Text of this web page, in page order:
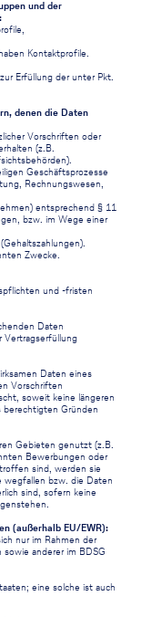
und der
Kontaktprofile.
Erfüllung der unter Pkt.
denen die Daten
Vorschriften oder
(z.B.
Geschäftsprozesse
Rechnungswesen,
entsprechend § 11
bzw. im Wege einer
Zwecke.
und -fristen
Daten
Vertragserfüllung
Daten eines
Vorschriften
soweit keine längeren
berechtigten Gründen
Gebieten genutzt (z.B.
Bewerbungen oder
sind, werden sie
bzw. die Daten
sind, sofern keine
(außerhalb EU/EWR):
nur im Rahmen der
anderer im BDSG
eine solche ist auch